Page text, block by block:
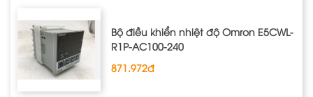
Bộ điều khiển nhiệt độ Omron E5CWL‐
R1P‐AC100‐240
871.972đ